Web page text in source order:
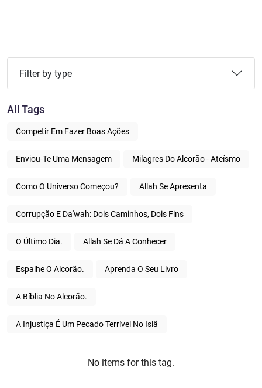
Filter by type
All Tags
Competir Em Fazer Boas Ações
Enviou-Te Uma Mensagem Milagres Do Alcorão - Ateísmo
Como O Universo Começou? Allah Se Apresenta
Corrupção E Da'wah: Dois Caminhos, Dois Fins
O Último Dia. Allah Se Dá A Conhecer
Espalhe O Alcorão. Aprenda O Seu Livro
A Bíblia No Alcorão.
A Injustiça É Um Pecado Terrível No Islã
No items for this tag.